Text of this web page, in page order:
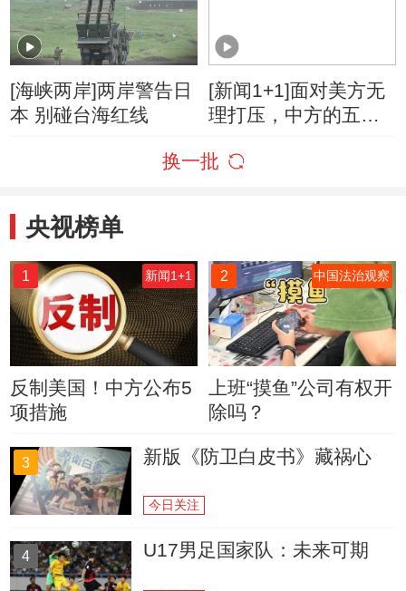
机
[海峡两岸]两岸警告日
本 别碰台海红线
[新闻1+1]面对美方无
理打压，中方的五项
换一批
央视榜单
1 新闻1+1
反制美国！中方公布5
项措施
2 中国法治观察
上班“摸鱼”公司有权开
除吗？
3 新版《防卫白皮书》藏祸心
今日关注
4 U17男足国家队：未来可期